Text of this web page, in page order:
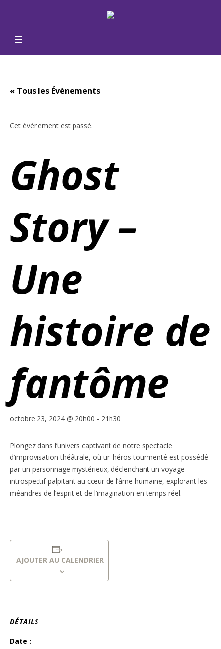
« Tous les Évènements
Cet évènement est passé.
Ghost
Story –
Une
histoire de
fantôme
octobre 23, 2024 @ 20h00 - 21h30
Plongez dans l’univers captivant de notre spectacle
d’improvisation théâtrale, où un héros tourmenté est possédé
par un personnage mystérieux, déclenchant un voyage
introspectif palpitant au cœur de l’âme humaine, explorant les
méandres de l’esprit et de l’imagination en temps réel.
AJOUTER AU CALENDRIER
DÉTAILS
Date :